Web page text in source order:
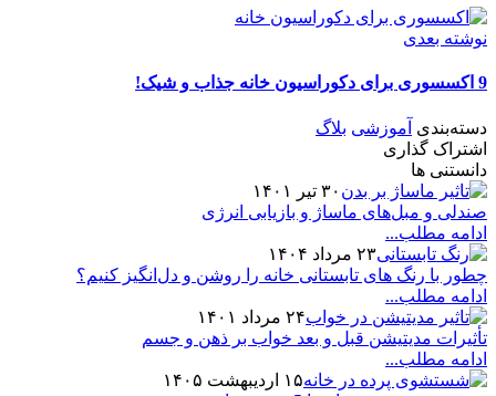
نوشته بعدی
9 اکسسوری برای دکوراسیون خانه جذاب و شیک!
دسته‌بندی آموزشی بلاگ
اشتراک گذاری
دانستنی ها
۳۰ تیر ۱۴۰۱
صندلی و مبل‌های ماساژ و بازیابی انرژی
ادامه مطلب...
۲۳ مرداد ۱۴۰۴
چطور با رنگ های تابستانی خانه را روشن و دل‌انگیز کنیم؟
ادامه مطلب...
۲۴ مرداد ۱۴۰۱
تأثیرات مدیتیشن قبل و بعد خواب بر ذهن و جسم
ادامه مطلب...
۱۵ اردیبهشت ۱۴۰۵